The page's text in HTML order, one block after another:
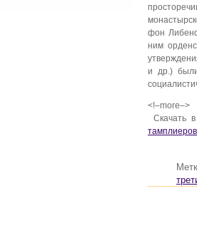
фон
ним
и др.)
<!–more–>
Скачать